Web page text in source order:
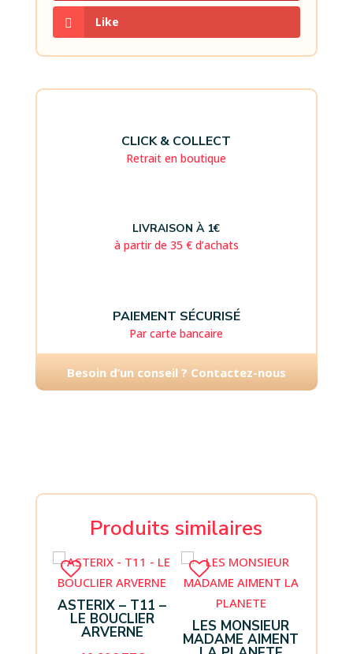
Like
CLICK & COLLECT
Retrait en boutique
LIVRAISON À 1€
à partir de 35 € d’achats
PAIEMENT SÉCURISÉ
Par carte bancaire
Besoin d’un conseil ? Contactez-nous
Produits similaires
ASTERIX – T11 –
LE BOUCLIER
ARVERNE LES MONSIEUR
MADAME AIMENT